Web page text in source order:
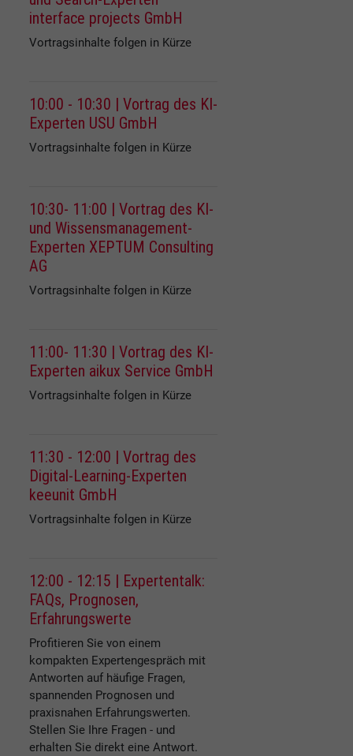
interface projects GmbH
Vortragsinhalte folgen in Kürze
10:00 - 10:30 | Vortrag des KI-
Experten USU GmbH
Vortragsinhalte folgen in Kürze
10:30- 11:00 | Vortrag des KI-
und Wissensmanagement-
Experten XEPTUM Consulting
AG
Vortragsinhalte folgen in Kürze
11:00- 11:30 | Vortrag des KI-
Experten aikux Service GmbH
Vortragsinhalte folgen in Kürze
11:30 - 12:00 | Vortrag des
Digital-Learning-Experten
keeunit GmbH
Vortragsinhalte folgen in Kürze
12:00 - 12:15 | Expertentalk:
FAQs, Prognosen,
Erfahrungswerte
Profitieren Sie von einem
kompakten Expertengespräch mit
Antworten auf häufige Fragen,
spannenden Prognosen und
praxisnahen Erfahrungswerten.
Stellen Sie Ihre Fragen - und
erhalten Sie direkt eine Antwort.